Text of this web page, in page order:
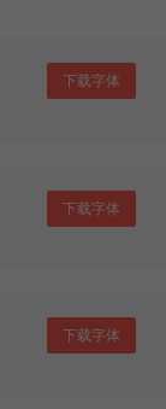
下载字体
下载字体
下载字体